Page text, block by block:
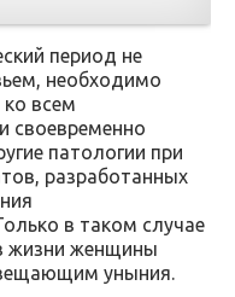
период не
необходимо
всем
своевременно
патологии при
разработанных
в таком случае
жизни женщины
уныния.